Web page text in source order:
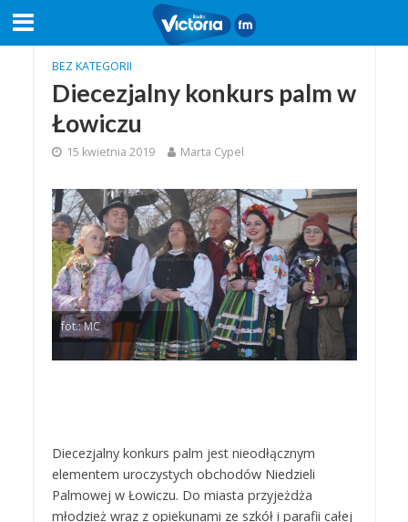
BEZ KATEGORII
Diecezjalny konkurs palm w
Łowiczu
15 kwietnia 2019 Marta Cypel
fot.: MC
Diecezjalny konkurs palm jest nieodłącznym
elementem uroczystych obchodów Niedzieli
Palmowej w Łowiczu. Do miasta przyjeżdża
młodzież wraz z opiekunami ze szkół i parafii całej